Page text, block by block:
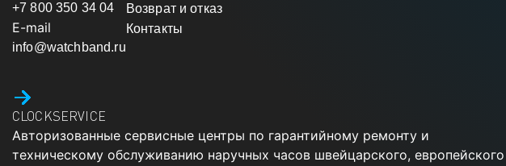
+7 800 350 34 04
E-mail
info@watchband.ru
Возврат и отказ
Контакты
CLOCKSERVICE
Авторизованные сервисные центры по гарантийному ремонту и
техническому обслуживанию наручных часов швейцарского, европейского